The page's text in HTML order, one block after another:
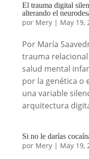
El trauma digital
alterando el
por Mery| May 19,
Por María
trauma
salud mental
por la genética o
una variable
arquitectura
Si no le darías
por Mery| May 19,